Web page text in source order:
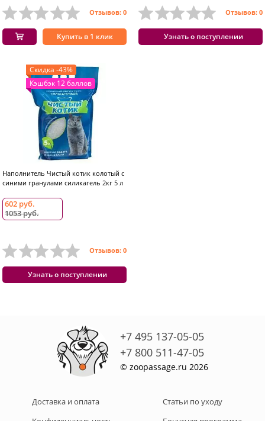
Отзывов: 0
Купить в 1 клик
Отзывов: 0
Узнать о поступлении
Скидка -43%
Кэшбэк 12 баллов
Наполнитель Чистый котик колотый с
синими гранулами силикагель 2кг 5 л
602 руб.
1053 руб.
Отзывов: 0
Узнать о поступлении
+7 495 137-05-05
+7 800 511-47-05
© zoopassage.ru 2026
Доставка и оплата
Статьи по уходу